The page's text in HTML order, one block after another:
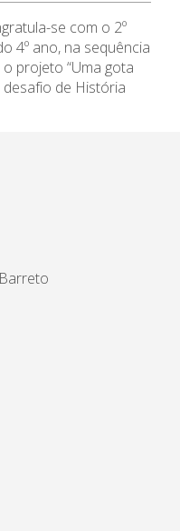
se com o 2º
4º ano, na sequência
projeto “Uma gota
desafio de História